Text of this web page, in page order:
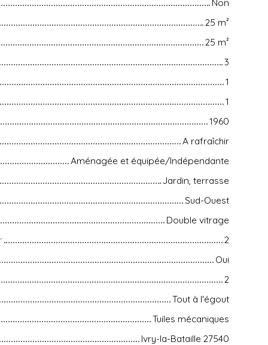
25 m²
25 m²
3
1
1
1960
A rafraîchir
Aménagée et équipée/Indépendante
Jardin, terrasse
Sud-Ouest
Double vitrage
2
Oui
2
Tout à l'égout
Tuiles mécaniques
Ivry-la-Bataille 27540